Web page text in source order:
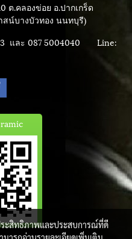
ต.คลองข่อย อ.ปากเกร็ด
สน์บางบัวทอง นนทบุรี)
และ 087 5004040 Line:
ระสิทธิภาพและประสบการณ์ที่ดี